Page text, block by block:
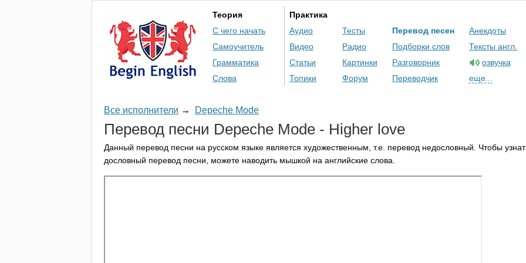
Теория
С чего начать
Самоучитель
Грамматика
Слова
Практика
Аудио
Видео
Статьи
Топики
Тесты
Радио
Картинки
Форум
Перевод песен
Подборки слов
Разговорник
Переводчик
Анекдоты
Тексты англ.
озвучка
еще...
Все исполнители → Depeche Mode
Перевод песни Depeche Mode - Higher love
Данный перевод песни на русском языке является художественным, т.е. перевод недословный. Чтобы
дословный перевод песни, можете наводить мышкой на английские слова.